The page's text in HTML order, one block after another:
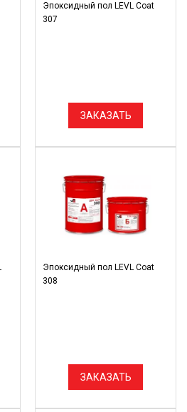
Эпоксидный пол LEVL Coat
307
ЗАКАЗАТЬ
Эпоксидный пол LEVL Coat
308
ЗАКАЗАТЬ